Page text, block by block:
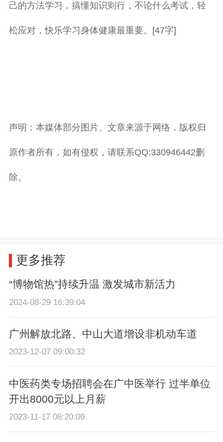
己的方法学习，搞懂知识则行，不论什么考试，轻
松应对，快乐学习身体健康最重要。[47字]
声明：本媒体部分图片、文章来源于网络，版权归
原作者所有，如有侵权，请联系QQ:330946442删
除。
更多推荐
“博物馆热”持续升温 激发城市新活力
2024-08-29 16:39:04
广州解放北路、中山大道增设非机动车道
2023-12-07 09:00:32
中医药类专场招聘会在广中医举行 过半单位
开出8000元以上月薪
2023-11-17 08:20:09